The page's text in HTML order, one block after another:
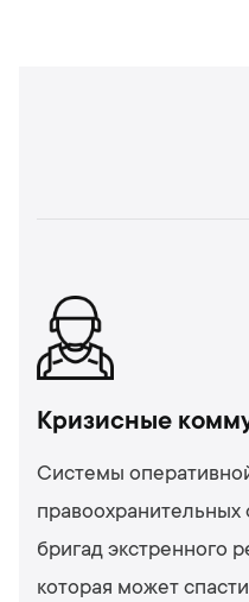
Кризисные
Системы
правоохранительных
бригад экстренного
которая может